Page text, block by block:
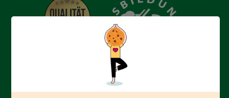
Erfolgreich bewerben mit Ausbildungspark: Wir
begleiten dich Schritt für Schritt bei deinem Start in den